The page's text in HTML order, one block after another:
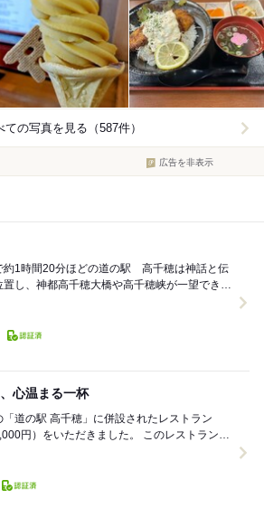
ての写真を見る（587件）
広告を非表示
約1時間20分ほどの道の駅 高千穂は神話と伝
し、神都高千穂大橋や高千穂峡が一望でき
心温まる一杯
道の駅 高千穂」に併設されたレストラン
いただきました。 このレストラン